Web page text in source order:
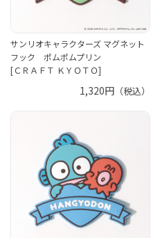
サンリオキャラクターズ マグネット
フック ポムポムプリン
[ＣＲＡＦＴ ＫＹＯＴＯ]
1,320円（税込）